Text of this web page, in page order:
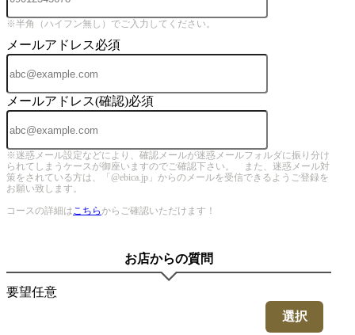
※半角（ハイフン無し）でご入力してください。
メールアドレス必須
メールアドレス(確認)必須
※迷惑メール設定などにより、確認メールが迷惑メールフォルダに振り分け
られてしまうケースが御座いますのでご確認下さい。 また、迷惑メール対
策をされている方は、「@ebica.jp」からのメールを受信できるようご登録を
お願い致します。
コースの詳細はこちら からご確認いただけます！
お店からの質問
要望任意
選択